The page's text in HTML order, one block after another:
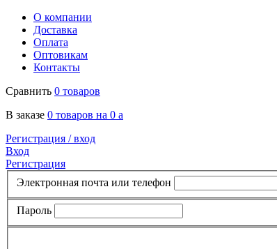
О компании
Доставка
Оплата
Оптовикам
Контакты
Сравнить 0 товаров
В заказе 0 товаров на 0 a
Регистрация /вход
Вход
Регистрация
Электронная почта или телефон
Пароль